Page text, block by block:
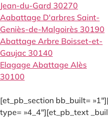
Jean-du-Gard 30270
Aabattage D'arbres Saint-
Geniès-de-Malgoirès 30190
Abattage Arbre Boisset-et-
Gaujac 30140
Elagage Abattage Alès
30100
[et_pb_section bb_built=
type= »4_4″][et_pb_text